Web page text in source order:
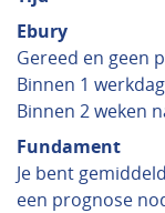
Ebury
Gereed en geen
Binnen 1
Binnen 2 weken
Fundament
Je bent
een prognose